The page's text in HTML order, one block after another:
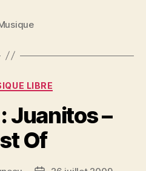
Catégories
LIBRE
Juanitos –
Of